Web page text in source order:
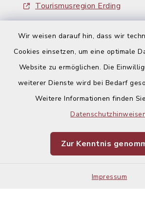
Wir weisen darauf hin, dass wir
Cookies einsetzen, um eine optimale
Website zu ermöglichen. Die
weiterer Dienste wird bei Bedarf
Weitere Informationen finden
Zur Kenntnis
Impressum
Tourismusregion Erding
Kontakt
Datenschutz
Impressum